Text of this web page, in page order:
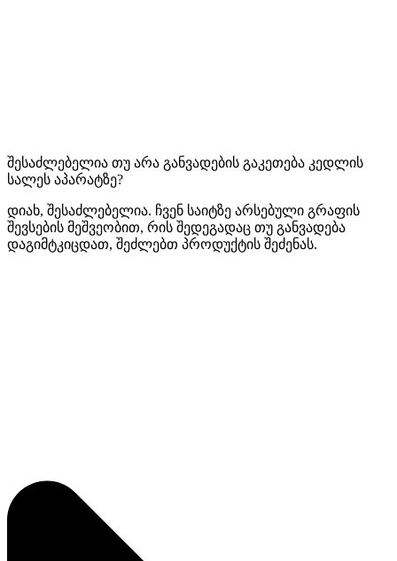
შესაძლებელია თუ არა განვადების გაკეთება კედლის
სალეს აპარატზე?
დიახ, შესაძლებელია. ჩვენ საიტზე არსებული გრაფის
შევსების მეშვეობით, რის შედეგადაც თუ განვადება
დაგიმტკიცდათ, შეძლებთ პროდუქტის შეძენას.